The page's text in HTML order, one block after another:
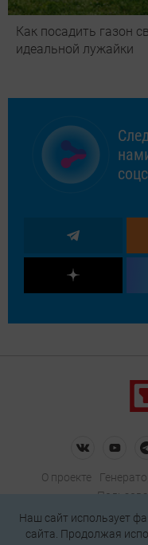
Как посадить газон
идеальной лужайки
О проекте
Наш сайт использует
сайта. Продолжая